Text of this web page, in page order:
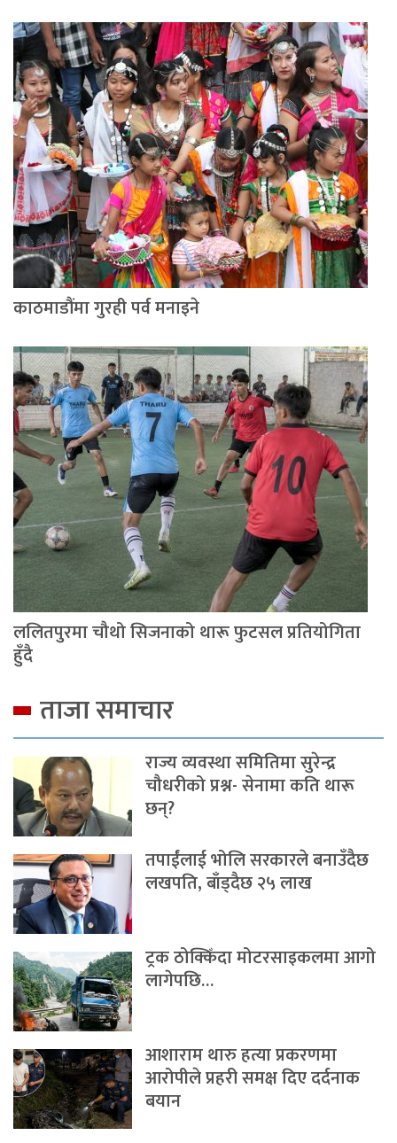
काठमाडौंमा गुरही पर्व मनाइने
ललितपुरमा चौथो सिजनाको थारू फुटसल प्रतियोगिता
हुँदै
ताजा समाचार
राज्य व्यवस्था समितिमा सुरेन्द्र
चौधरीको प्रश्न- सेनामा कति थारू
छन्?
तपाईंलाई भोलि सरकारले बनाउँदैछ
लखपति, बाँड्दैछ २५ लाख
ट्रक ठोक्किँदा मोटरसाइकलमा आगो
लागेपछि…
आशाराम थारु हत्या प्रकरणमा
आरोपीले प्रहरी समक्ष दिए दर्दनाक
बयान